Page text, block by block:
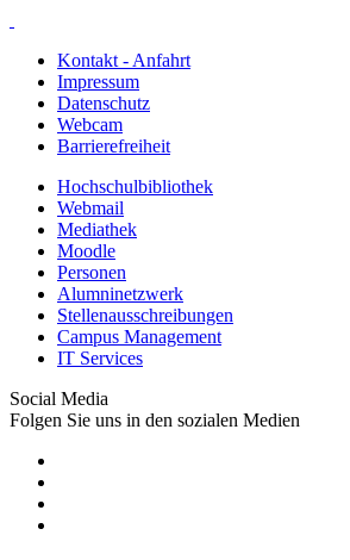
Kontakt - Anfahrt
Impressum
Datenschutz
Webcam
Barrierefreiheit
Hochschulbibliothek
Webmail
Mediathek
Moodle
Personen
Alumninetzwerk
Stellenausschreibungen
Campus Management
IT Services
Social Media
Folgen Sie uns in den sozialen Medien